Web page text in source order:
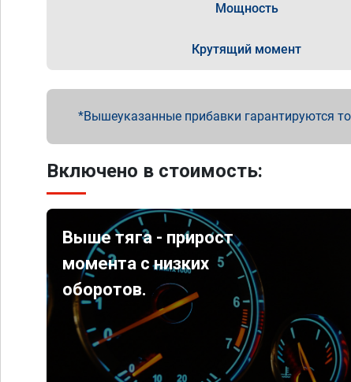
Мощность
Крутящий момент
Вышеуказанные прибавки гарантируются
Включено в стоимость:
Выше тяга - прирост
момента с низких
оборотов.